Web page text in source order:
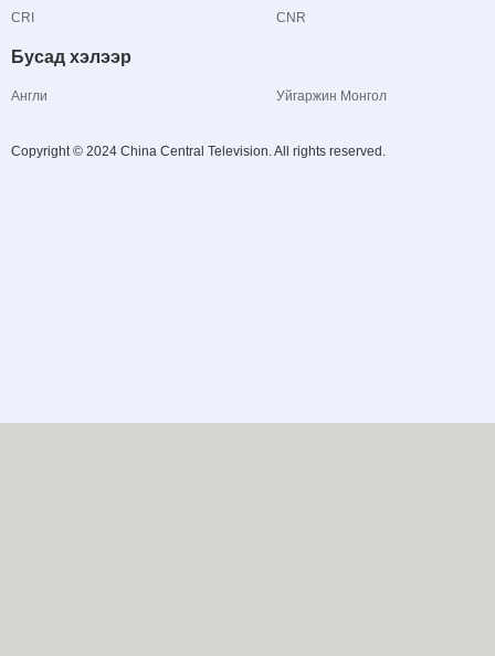
CRI CNR
Бусад хэлээр
Англи Уйгаржин Монгол
Copyright © 2024 China Central Television. All rights reserved.